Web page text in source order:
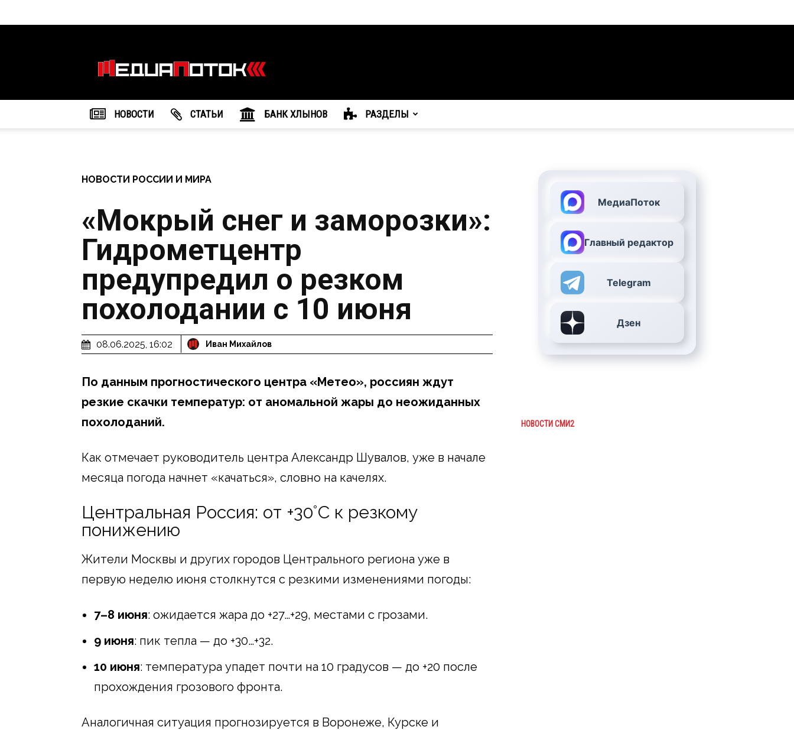
агентство
"МедиаПоток"
НОВОСТИ CТАТЬИ БАНК ХЛЫНОВ РАЗДЕЛЫ
НОВОСТИ РОССИИ И МИРА
«Мокрый снег и заморозки»:
Гидрометцентр
предупредил о резком
похолодании с 10 июня
08.06.2025, 16:02 Иван Михайлов
По данным прогностического центра «Метео», россиян ждут
резкие скачки температур: от аномальной жары до неожиданных
похолоданий.
Как отмечает руководитель центра Александр Шувалов, уже в начале
месяца погода начнет «качаться», словно на качелях.
Центральная Россия: от +30°C к резкому
понижению
Жители Москвы и других городов Центрального региона уже в
первую неделю июня столкнутся с резкими изменениями погоды:
7–8 июня: ожидается жара до +27…+29, местами с грозами.
9 июня: пик тепла — до +30…+32.
10 июня: температура упадет почти на 10 градусов — до +20 после
прохождения грозового фронта.
Аналогичная ситуация прогнозируется в Воронеже, Курске и
МедиаПоток
Главный редактор
Telegram
Дзен
НОВОСТИ СМИ2